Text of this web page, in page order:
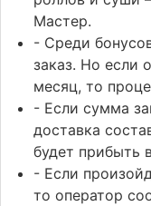
Мастер.
- Среди
заказ. Но если
месяц, то
- Если сумма
доставка
будет прибыть
- Если
то оператор